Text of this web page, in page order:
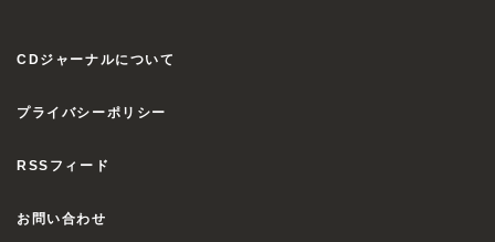
CDジャーナルについて
プライバシーポリシー
RSSフィード
お問い合わせ